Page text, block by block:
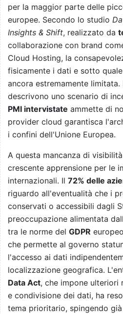
per la maggior parte delle
europee. Secondo lo studio
Insights & Shift, realizzato da
collaborazione con brand
Cloud Hosting, la
fisicamente i dati e sotto
ancora estremamente limitata.
descrivono uno scenario di
PMI intervistate ammette di
provider cloud garantisca
i confini dell'Unione Europea.
A questa mancanza di
crescente apprensione per le
internazionali. Il 72% delle
riguardo all'eventualità che i
conservati o accessibili dagli
preoccupazione alimentata
tra le norme del GDPR
che permette al governo
l'accesso ai dati
localizzazione geografica.
Data Act, che impone ulteriori
e condivisione dei dati, ha
tema prioritario, spingendo già